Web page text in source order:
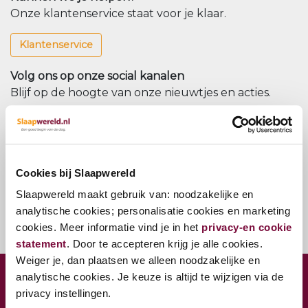
Cookies bij Slaapwereld
Slaapwereld maakt gebruik van: noodzakelijke en
analytische cookies; personalisatie cookies en marketing
cookies. Meer informatie vind je in het privacy-en cookie
statement. Door te accepteren krijg je alle cookies.
Weiger je, dan plaatsen we alleen noodzakelijke en
analytische cookies. Je keuze is altijd te wijzigen via de
privacy instellingen.
Onze klantenservice staat voor je klaar.
Klantenservice
Volg ons op onze social kanalen
Blijf op de hoogte van onze nieuwtjes en acties.
Nieuwsbrief
Nieuwsbrief
CONTACT VESTIGING WOERDEN